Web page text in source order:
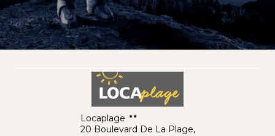
Locaplage
20 Boulevard De La Plage,